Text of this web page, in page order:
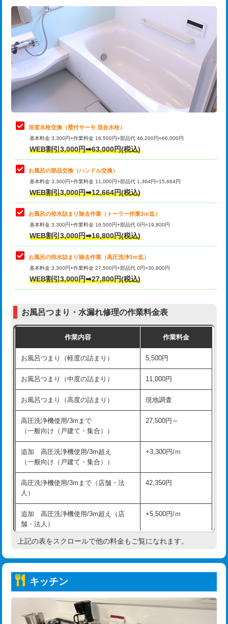
追加トーラー機使用/3m超え
カメラ調査 33,000円
桝清掃 8,800円
止水・漏水調査・防水処理・清掃・修
理・調整・分解・加工など（軽作業）
止水・漏水調査・防水処理・清掃・修
理・調整・分解・加工など（中作業）
22,000円
止水・漏水調査・防水処理・清掃・修
理・調整・分解・加工など（重作業）
33,000円
トイレタンク脱着
トイレ便器脱着
タンクレストイレ脱着 33,000円
小便器トイレ脱着
その他部品の脱着 8,800円～
交換・取付（タンク）
交換・取付（普通便座） 11,000円+材料費
交換・取付（温水洗浄便座） 16,500円+材料費
交換・取付(単水栓（壁付・デッキ
式）)
13,200円+材料費
交換・取付(混合水栓（壁付・デッキ
式・ワンホール）)
16,500円+材料費
交換・取付(排水栓・排水トラップ
（P/S/ポップアップ））
22,000円+材料費
交換・取付（その他部品） 11,000円+材料費
持込商品取付（単水栓） 13,200円
持込商品取付（混合水栓）
持込商品取付（浄水器・分岐水栓） 16,500円
持込商品取付（温水洗浄便座） 22,000円
持込商品取付（普通便座⇔温水洗浄便
22,000円
給水管工事※（ホール加工)
給水管工事※（バンド止め) 3,300円
浴室水栓交換（壁付サーモ 混合水栓）
基本料金 3,300円+作業料金 16,500円+部品代 46,200円=66,000円
WEB割引3,000円➡63,000円(税込)
お風呂の部品交換（ハンドル交換）
基本料金 3,300円+作業料金 11,000円+部品代 1,364円=15,664円
WEB割引3,000円➡12,664円(税込)
お風呂の排水詰まり除去作業（トーラー作業3ｍ迄）
基本料金 3,300円+作業料金 16,500円+部品代 0円=19,800円
WEB割引3,000円➡16,800円(税込)
お風呂の排水詰まり除去作業（高圧洗浄3ｍ迄）
基本料金 3,300円+作業料金 27,500円+部品代 0円=30,800円
WEB割引3,000円➡27,800円(税込)
お風呂つまり・水漏れ修理の作業料金表
作業内容 作業料金
お風呂つまり（軽度の詰まり） 5,500円
お風呂つまり（中度の詰まり） 11,000円
お風呂つまり（高度の詰まり） 現地調査
高圧洗浄機使用/3mまで
（一般向け（戸建て・集合））
27,500円～
追加 高圧洗浄機使用/3m超え
（一般向け（戸建て・集合））
+3,300円/ｍ
高圧洗浄機使用/3mまで（店舗・法
人）
42,350円
追加 高圧洗浄機使用/3m超え（店
舗・法人）
+5,500円/ｍ
高度高圧洗浄換 現地調査
トーラー機使用/3mまで
追加トーラー機使用/3m超え +3,300円
上記の表をスクロールで他の料金もご覧になれます。
キッチン